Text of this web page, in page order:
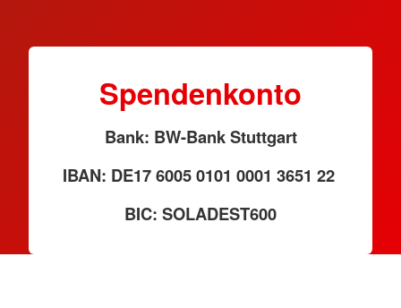
Spendenkonto
Bank: BW-Bank Stuttgart
IBAN: DE17 6005 0101 0001 3651 22
BIC: SOLADEST600